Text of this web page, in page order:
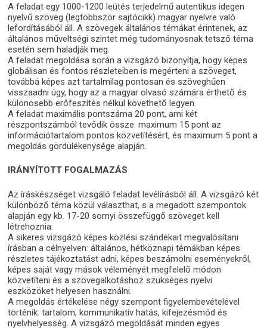
A feladat egy 1000-1200 leütés terjedelmű autentikus idegen
nyelvű szöveg (legtöbbször sajtócikk) magyar nyelvre való
lefordításából áll. A szövegek általános témákat érintenek, az
általános műveltségi szintet még tudományosnak tetsző téma
esetén sem haladják meg.
A feladat megoldása során a vizsgázó bizonyítja, hogy képes
globálisan és fontos részleteiben is megérteni a szöveget,
továbbá képes azt tartalmilag pontosan és szöveghűen
visszaadni úgy, hogy az a magyar olvasó számára érthető és
különösebb erőfeszítés nélkül követhető legyen.
A feladat maximális pontszáma 20 pont, ami két
részpontszámból tevődik össze: maximum 15 pont az
információtartalom pontos közvetítésért, és maximum 5 pont a
megoldás gördülékenysége alapján.
IRÁNYÍTOTT FOGALMAZÁS
Az íráskészséget vizsgáló feladat levélírásból áll. A vizsgázó két
különböző téma közül választhat, s a megadott szempontok
alapján egy kb. 17-20 sornyi összefüggő szöveget kell
létrehoznia.
A sikeres vizsgázó képes közlési szándékait megvalósítani
írásban a célnyelven: általános, hétköznapi témákban képes
részletes tájékoztatást adni, képes beszámolni eseményekről,
képes saját vagy mások véleményét megfelelő módon
közvetíteni és a szövegalkotáshoz szükséges nyelvi
eszközöket helyesen használni.
A megoldás értékelése négy szempont figyelembevételével
történik: tartalom, kommunikatív hatás, kifejezésmód és
nyelvhelyesség. A vizsgázó megoldását minden egyes